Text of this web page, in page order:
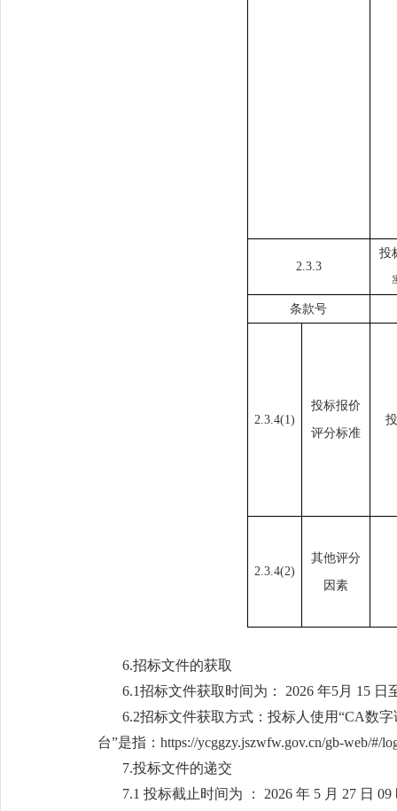
2.3.3
投
条款号
2.3.4(1)
投标报价
评分标准
2.3.4(2)
其他评分
因素
6.招标文件的获取
6.1招标文件获取时间为： 2026 年5月 15 日
6.2招标文件获取方式：投标人使用“CA数
台”是指：https://ycggzy.jszwfw.gov.cn/gb-web/#/
7.投标文件的递交
7.1 投标截止时间为 ： 2026 年 5 月 27 日